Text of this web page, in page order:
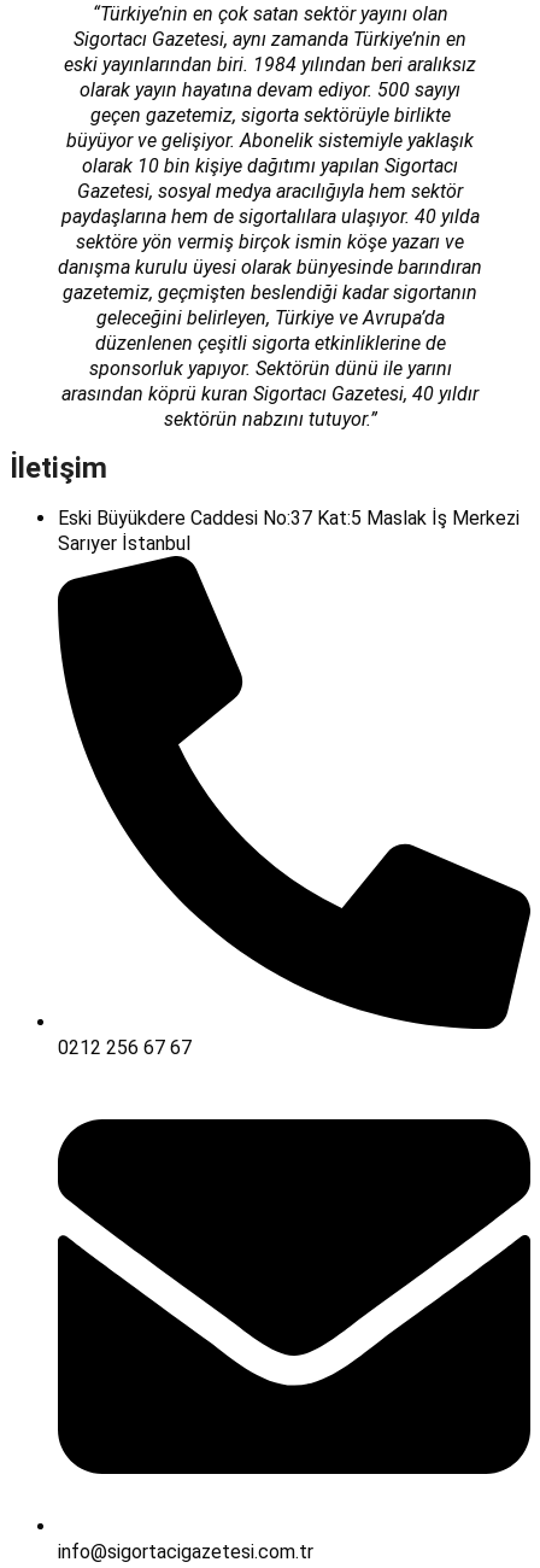
“Türkiye’nin en çok satan sektör yayını olan
Sigortacı Gazetesi, aynı zamanda Türkiye’nin en
eski yayınlarından biri. 1984 yılından beri aralıksız
olarak yayın hayatına devam ediyor. 500 sayıyı
geçen gazetemiz, sigorta sektörüyle birlikte
büyüyor ve gelişiyor. Abonelik sistemiyle yaklaşık
olarak 10 bin kişiye dağıtımı yapılan Sigortacı
Gazetesi, sosyal medya aracılığıyla hem sektör
paydaşlarına hem de sigortalılara ulaşıyor. 40 yılda
sektöre yön vermiş birçok ismin köşe yazarı ve
danışma kurulu üyesi olarak bünyesinde barındıran
gazetemiz, geçmişten beslendiği kadar sigortanın
geleceğini belirleyen, Türkiye ve Avrupa’da
düzenlenen çeşitli sigorta etkinliklerine de
sponsorluk yapıyor. Sektörün dünü ile yarını
arasından köprü kuran Sigortacı Gazetesi, 40 yıldır
sektörün nabzını tutuyor.”
İletişim
Eski Büyükdere Caddesi No:37 Kat:5 Maslak İş Merkezi
Sarıyer İstanbul
0212 256 67 67
info@sigortacigazetesi.com.tr